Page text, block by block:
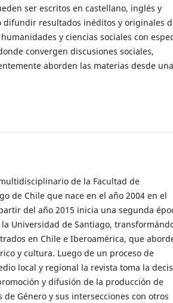
ser escritos en castellano, inglés y
difundir resultados inéditos y originales
y ciencias sociales con
convergen discusiones sociales,
aborden las materias desde una
de la Facultad de
de Chile que nace en el año 2004 en el
del año 2015 inicia una segunda
Universidad de Santiago,
en Chile e Iberoamérica, que
y cultura. Luego de un proceso de
local y regional la revista toma la
y difusión de la producción de
Género y sus intersecciones con otros